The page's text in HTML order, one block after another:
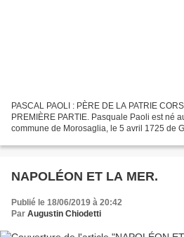
PASCAL PAOLI : PÈRE DE LA PATRIE
PREMIÈRE PARTIE. Pasquale Paoli est né
commune de Morosaglia, le 5 avril 1725 de
NAPOLÉON ET LA MER.
Publié le 18/06/2019 à 20:42
Par Augustin Chiodetti